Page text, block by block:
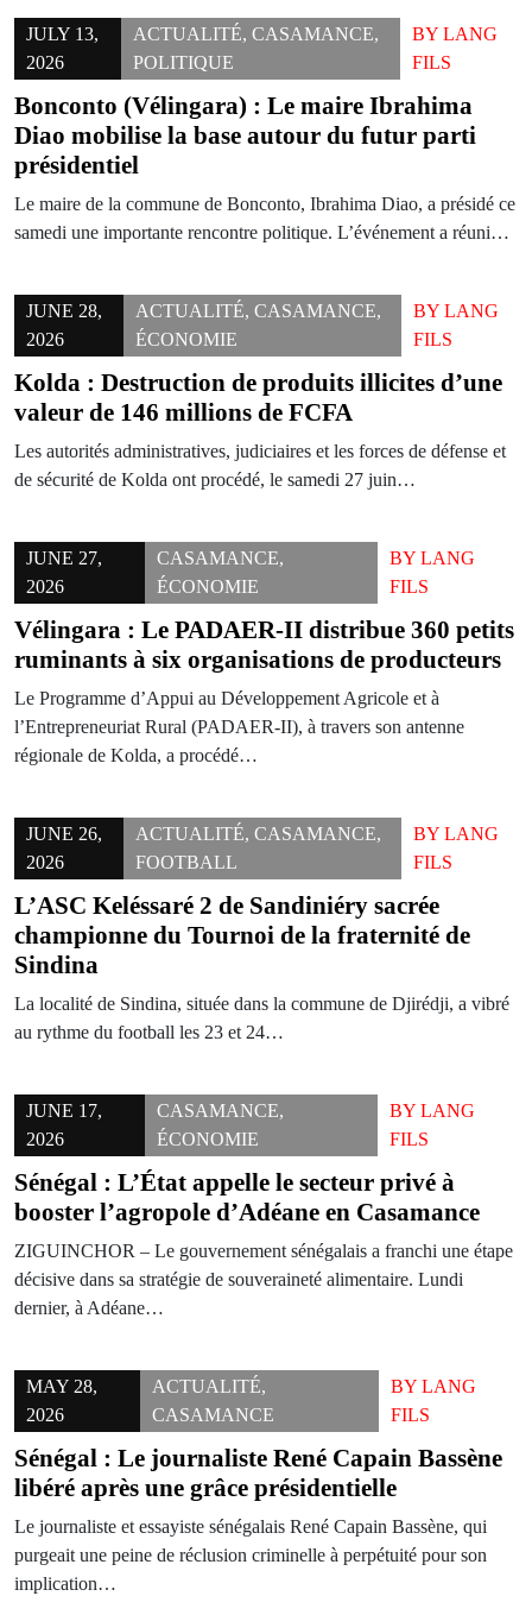
JULY 13,
2026
ACTUALITÉ,CASAMANCE,
POLITIQUE
BY LANG
FILS
Bonconto (Vélingara) : Le maire Ibrahima
Diao mobilise la base autour du futur parti
présidentiel
Le maire de la commune de Bonconto, Ibrahima Diao, a présidé ce
samedi une importante rencontre politique. L’événement a réuni…
JUNE 28,
2026
ACTUALITÉ, CASAMANCE,
ÉCONOMIE
BY LANG
FILS
Kolda : Destruction de produits illicites d’une
valeur de 146 millions de FCFA
Les autorités administratives, judiciaires et les forces de défense et
de sécurité de Kolda ont procédé, le samedi 27 juin…
JUNE 27,
2026
CASAMANCE,
ÉCONOMIE
BYLANG
FILS
Vélingara : Le PADAER-II distribue 360 petits
ruminants à six organisations de producteurs
Le Programme d’Appui au Développement Agricole et à
l’Entrepreneuriat Rural (PADAER-II), à travers son antenne
régionale de Kolda, a procédé…
JUNE 26,
2026
ACTUALITÉ, CASAMANCE,
FOOTBALL
BY LANG
FILS
L’ASC Keléssaré 2 de Sandiniéry sacrée
championne du Tournoi de la fraternité de
Sindina
La localité de Sindina, située dans la commune de Djirédji, a vibré
au rythme du football les 23 et 24…
JUNE 17,
2026
CASAMANCE,
ÉCONOMIE
BYLANG
FILS
Sénégal : L’État appelle le secteur privé à
booster l’agropole d’Adéane en Casamance
ZIGUINCHOR – Le gouvernement sénégalais a franchi une étape
décisive dans sa stratégie de souveraineté alimentaire. Lundi
dernier, à Adéane…
MAY 28,
2026
ACTUALITÉ,
CASAMANCE
BY LANG
FILS
Sénégal : Le journaliste René Capain Bassène
libéré après une grâce présidentielle
Le journaliste et essayiste sénégalais René Capain Bassène, qui
purgeait une peine de réclusion criminelle à perpétuité pour son
implication…